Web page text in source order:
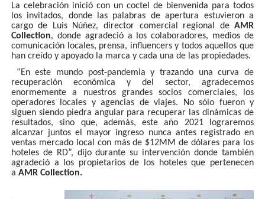
La celebración inició con un coctel de bienvenida para todos
los invitados, donde las palabras de apertura estuvieron a
cargo de Luis Núñez, director comercial regional deAMR
Collection, donde agradeció a los colaboradores, medios de
comunicación locales, prensa, influencers y todos aquellos que
han creído y apoyado la marca y cada una de las propiedades.
“En este mundo post-pandemia y trazando una curva de
recuperación económica y del sector, agradecemos
enormemente a nuestros grandes socios comerciales, los
operadores locales y agencias de viajes. No sólo fueron y
siguen siendo piedra angular para recuperar las dinámicas de
resultados, sino que, además, este año 2021 lograremos
alcanzar juntos el mayor ingreso nunca antes registrado en
ventas mercado local con más de $12MM de dólares para los
hoteles de RD”, dijo durante su intervención donde también
agradeció a los propietarios de los hoteles que pertenecen
a AMR Collection.